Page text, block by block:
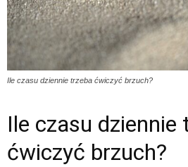
Ile czasu dziennie trzeba ćwiczyć brzuch?
Ile czasu dziennie
ćwiczyć brzuch?